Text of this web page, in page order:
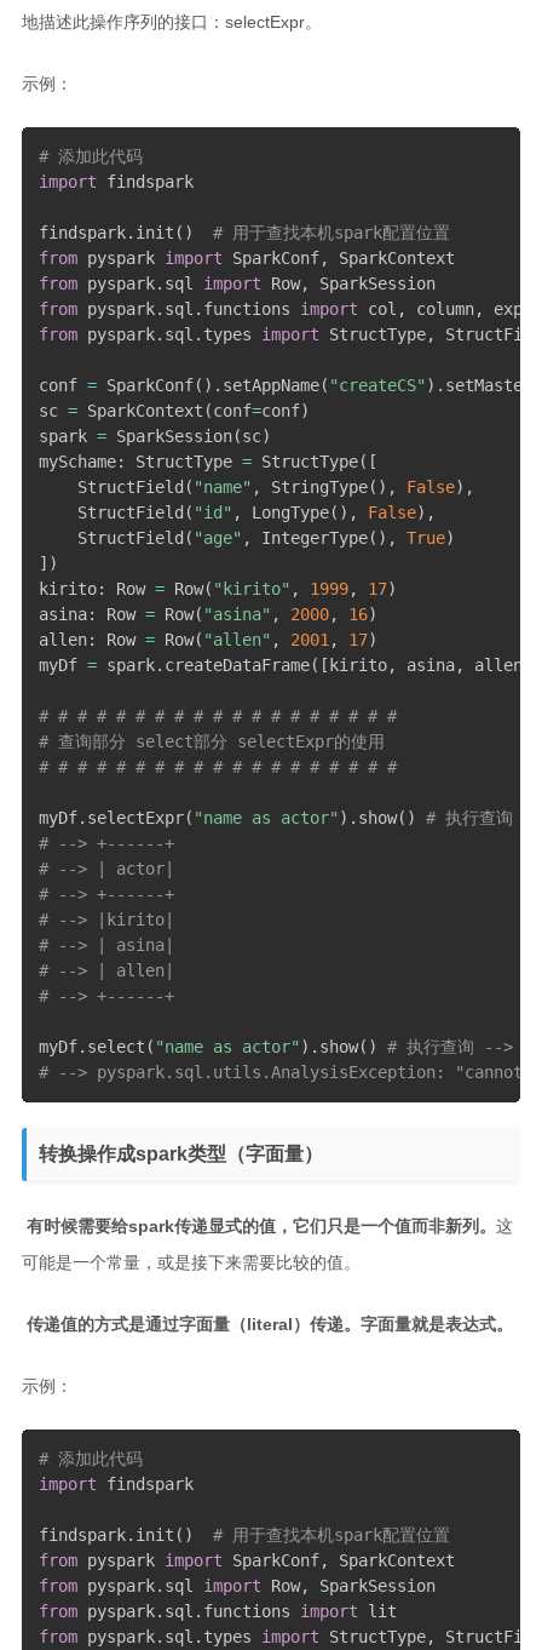
地描述此操作序列的接口：selectExpr。
示例：
# 添加此代码
import findspark
findspark. init ( )
# 用于查找本机spark配置位置
from pyspark import SparkConf,
from pyspark. sql import Row,
SparkSession
from pyspark. sql . functions import col , column,
from pyspark. sql . types import StructType,
conf = SparkConf( ) . setAppName( "createCS" ) . setMaster
sc = SparkContext (conf=conf)
spark = SparkSession(sc)
mySchame: StructType = StructType( [
    StructField
( "name" , StringType( ) , False) ,
    StructField
( "id" , LongType( ) , False) ,
    StructField
( "age" , IntegerType( ) , True)
] )
kirito: Row = Row( "kirito" , 1999, 17)
asina: Row = Row( "asina" , 2000, 16)
allen: Row = Row( "allen" , 2001 , 17)
myDf = spark. createDataFrame( [ kirito, asina, allen
# # # # # # # # # # # # # # # # # # #
# 查询部分 select部分 selectExpr的使用
# # # # # # # # # # # # # # # # # # #
myDf. selectExpr( "name as actor" ) . show( )
# 执行查询
# --> +------+
# --> | actor|
# --> +------+
# --> |kirito|
# --> | asina|
# --> | allen|
# --> +------+
myDf. select ( "name as actor" ) . show( )
# 执行查询 --> 会
# --> pyspark.sql.utils.AnalysisException: "cannot
转换操作成spark类型（字面量）
有时候需要给spark传递显式的值，它们只是一个值而非新列。 这
可能是一个常量，或是接下来需要比较的值。
传递值的方式是通过字面量（literal）传递。字面量就是表达式。
示例：
# 添加此代码
import findspark
findspark. init ( )
# 用于查找本机spark配置位置
from pyspark import SparkConf,
from pyspark. sql import Row,
SparkSession
from pyspark. sql . functions import
from pyspark. sql . types import StructType,